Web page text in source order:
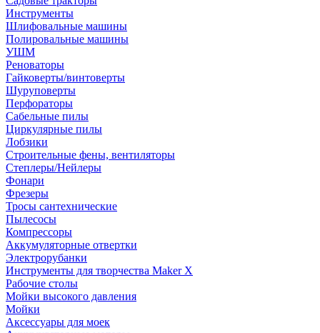
Инструменты
Шлифовальные машины
Полировальные машины
УШМ
Реноваторы
Гайковерты/винтоверты
Шуруповерты
Перфораторы
Сабельные пилы
Циркулярные пилы
Лобзики
Строительные фены, вентиляторы
Степлеры/Нейлеры
Фонари
Фрезеры
Тросы сантехнические
Пылесосы
Компрессоры
Аккумуляторные отвертки
Электрорубанки
Инструменты для творчества Maker X
Рабочие столы
Мойки высокого давления
Мойки
Аксессуары для моек